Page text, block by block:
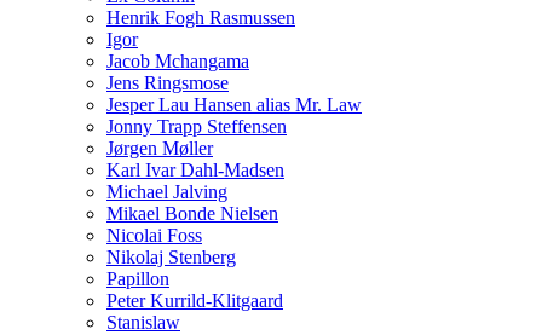
Henrik Fogh Rasmussen
Igor
Jacob Mchangama
Jens Ringsmose
Jesper Lau Hansen alias Mr. Law
Jonny Trapp Steffensen
Jørgen Møller
Karl Ivar Dahl-Madsen
Michael Jalving
Mikael Bonde Nielsen
Nicolai Foss
Nikolaj Stenberg
Papillon
Peter Kurrild-Klitgaard
Stanislaw